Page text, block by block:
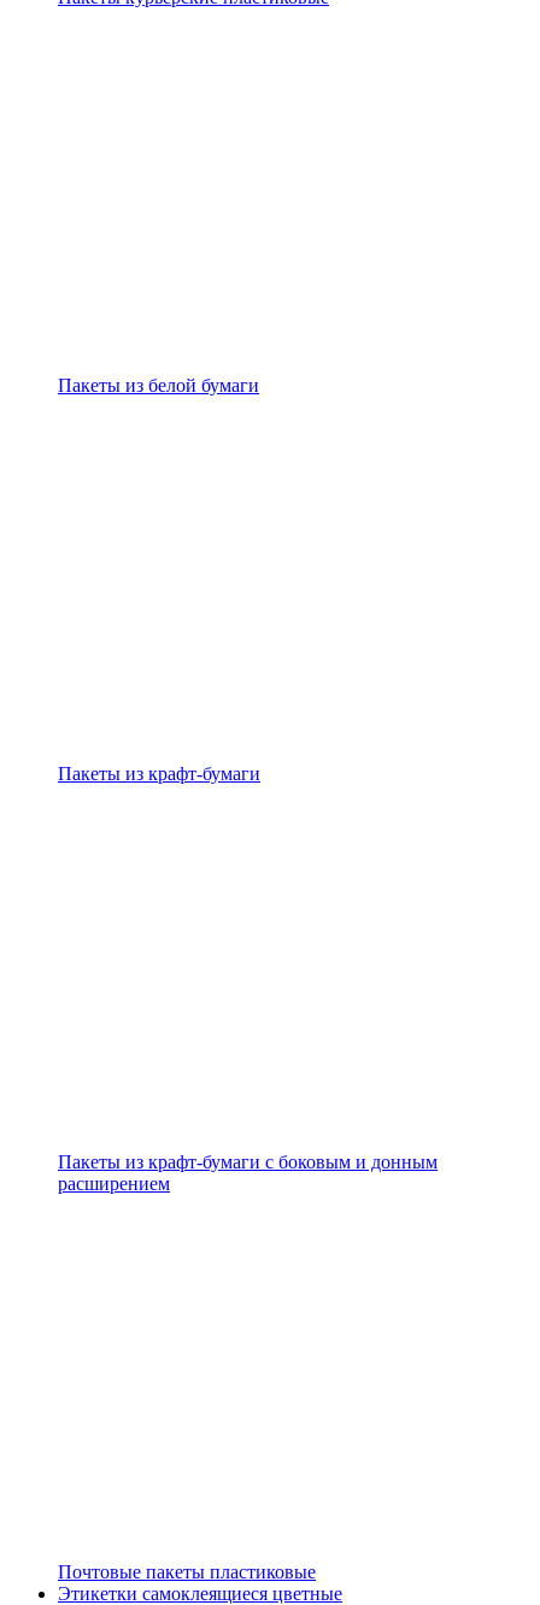
Пакеты из белой бумаги
Пакеты из крафт-бумаги
Пакеты из крафт-бумаги с боковым и донным
расширением
Почтовые пакеты пластиковые
Этикетки самоклеящиеся цветные